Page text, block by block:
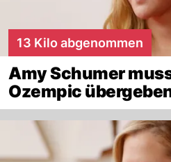
13 Kilo abgenommen
Amy Schumer
Ozempic